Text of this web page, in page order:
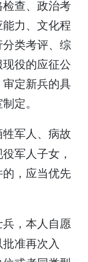
查、政治考
力、文化程
类考评、综
役的应征公
定新兵的具
定。
军人、病故
军人子女，
，应当优先
，本人自愿
准再次入